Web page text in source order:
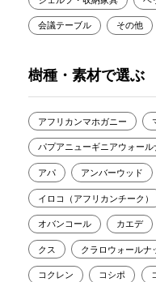
会議テーブル その他
樹種・素材で選ぶ
アフリカンマホガニー
パプアニューギニアウォール
アパ アンバーウッド
イロコ（アフリカンチーク）
オバンコール カエデ
クス クラロウォールナ
コクレン コシポ